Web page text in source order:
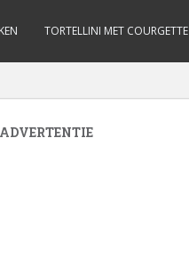
TORTELLINI MET COURGETTE
ADVERTENTIE